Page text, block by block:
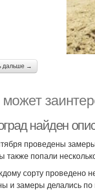
дальше →
найден
проведены
также попали
сорту проведено
и замеры делались